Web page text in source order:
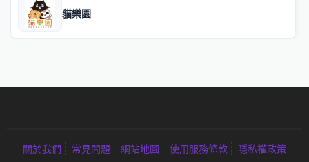
貓樂園
關於我們 常見問題 網站地圖 使用服務條款
隱私權政策